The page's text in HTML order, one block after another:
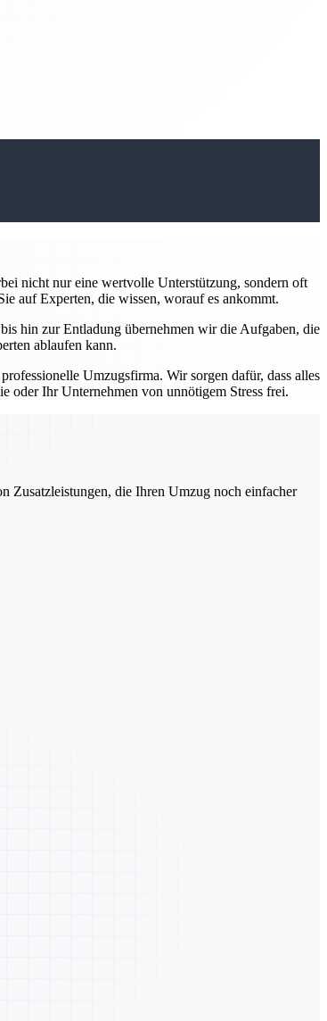
nicht nur eine wertvolle Unterstützung, sondern oft
auf Experten, die wissen, worauf es ankommt.
hin zur Entladung übernehmen wir die Aufgaben, die
ablaufen kann.
Umzugsfirma. Wir sorgen dafür, dass alles
oder Ihr Unternehmen von unnötigem Stress frei.
Zusatzleistungen, die Ihren Umzug noch einfacher